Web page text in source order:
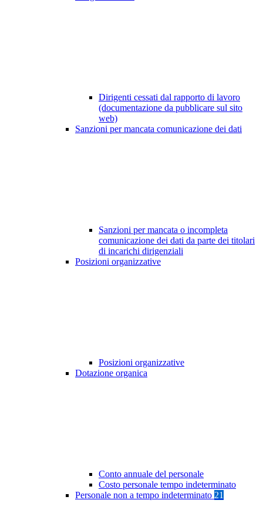
Dirigenti cessati dal rapporto di lavoro
(documentazione da pubblicare sul sito
web)
Sanzioni per mancata comunicazione dei dati
Sanzioni per mancata o incompleta
comunicazione dei dati da parte dei titolari
di incarichi dirigenziali
Posizioni organizzative
Posizioni organizzative
Dotazione organica
Conto annuale del personale
Costo personale tempo indeterminato
Personale non a tempo indeterminato 21